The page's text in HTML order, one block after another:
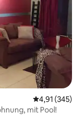
4,91 (345)
mit Pool!